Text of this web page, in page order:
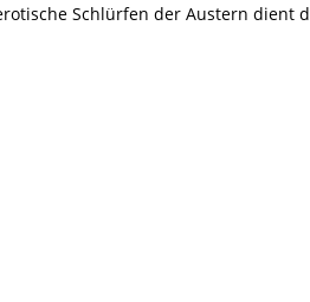
Schlürfen der Austern dient